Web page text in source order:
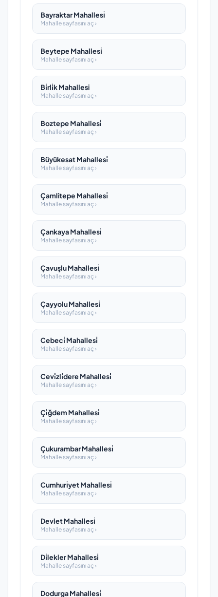
Bayraktar Mahallesi̇
Mahalle sayfasını aç ›
Beytepe Mahallesi̇
Mahalle sayfasını aç ›
Bi̇rli̇k Mahallesi
Mahalle sayfasını aç ›
Boztepe Mahallesi̇
Mahalle sayfasını aç ›
Büyükesat Mahallesi̇
Mahalle sayfasını aç ›
Çamlitepe Mahallesi̇
Mahalle sayfasını aç ›
Çankaya Mahallesi̇
Mahalle sayfasını aç ›
Çavuşlu Mahallesi̇
Mahalle sayfasını aç ›
Çayyolu Mahallesi̇
Mahalle sayfasını aç ›
Cebeci̇ Mahallesi̇
Mahalle sayfasını aç ›
Cevi̇zli̇dere Mahallesi̇
Mahalle sayfasını aç ›
Çi̇ğdem Mahallesi̇
Mahalle sayfasını aç ›
Çukurambar Mahallesi̇
Mahalle sayfasını aç ›
Cumhuri̇yet Mahallesi̇
Mahalle sayfasını aç ›
Devlet Mahallesi̇
Mahalle sayfasını aç ›
Di̇lekler Mahallesi̇
Mahalle sayfasını aç ›
Dodurga Mahallesi̇